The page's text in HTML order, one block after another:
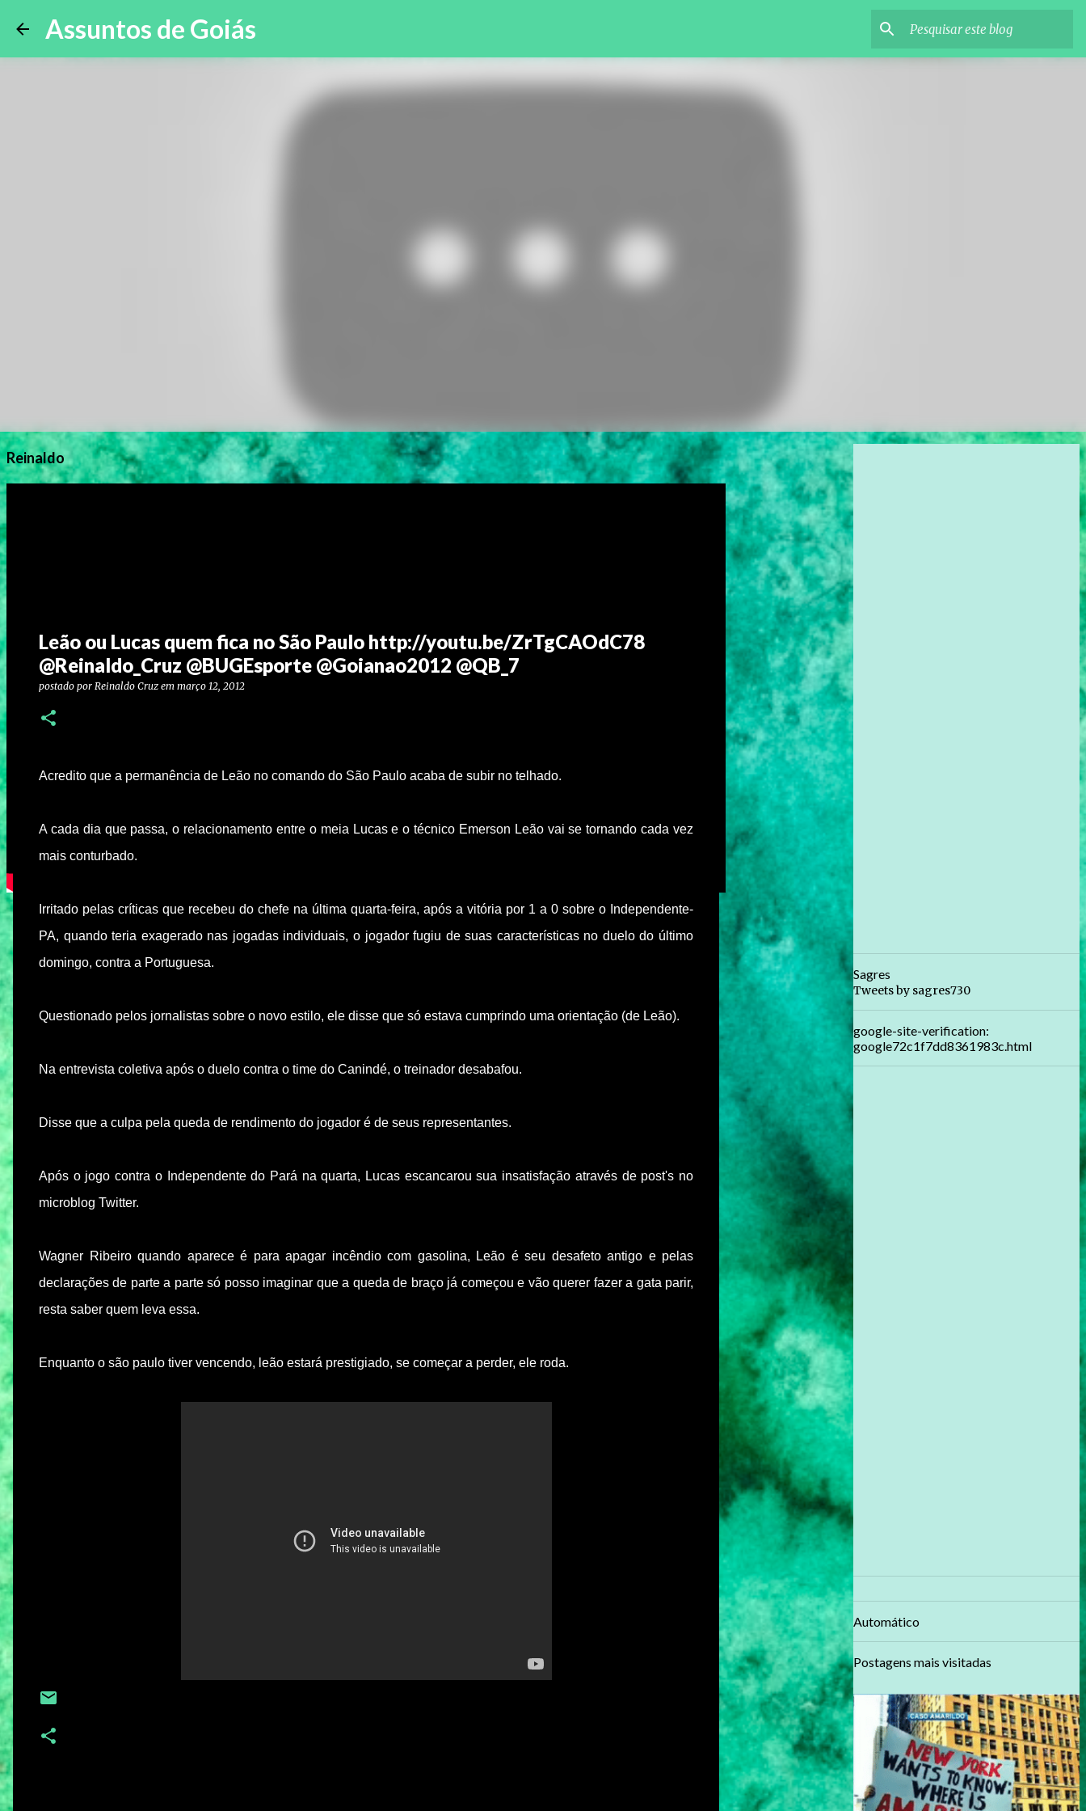
Assuntos de Goiás
Reinaldo
Leão ou Lucas quem fica no São Paulo http://youtu.be/ZrTgCAOdC78
@Reinaldo_Cruz @BUGEsporte @Goianao2012 @QB_7
postado por Reinaldo Cruz em março 12, 2012
Acredito que a permanência de Leão no comando do São Paulo acaba de subir no telhado.
A cada dia que passa, o relacionamento entre o meia Lucas e o técnico Emerson Leão vai se tornando cada vez
mais conturbado.
Irritado pelas críticas que recebeu do chefe na última quarta-feira, após a vitória por 1 a 0 sobre o Independente-
PA, quando teria exagerado nas jogadas individuais, o jogador fugiu de suas características no duelo do último
domingo, contra a Portuguesa.
Questionado pelos jornalistas sobre o novo estilo, ele disse que só estava cumprindo uma orientação (de Leão).
Na entrevista coletiva após o duelo contra o time do Canindé, o treinador desabafou.
Disse que a culpa pela queda de rendimento do jogador é de seus representantes.
Após o jogo contra o Independente do Pará na quarta, Lucas escancarou sua insatisfação através de post's no
microblog Twitter.
Wagner Ribeiro quando aparece é para apagar incêndio com gasolina, Leão é seu desafeto antigo e pelas
declarações de parte a parte só posso imaginar que a queda de braço já começou e vão querer fazer a gata parir,
resta saber quem leva essa.
Enquanto o são paulo tiver vencendo, leão estará prestigiado, se começar a perder, ele roda.
Sagres
Tweets by sagres730
google-site-verification:
google72c1f7dd8361983c.html
Automático
Postagens mais visitadas